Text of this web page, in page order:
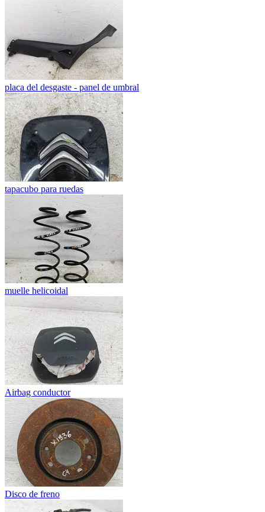
placa del desgaste - panel de umbral
tapacubo para ruedas
muelle helicoidal
Airbag conductor
Disco de freno